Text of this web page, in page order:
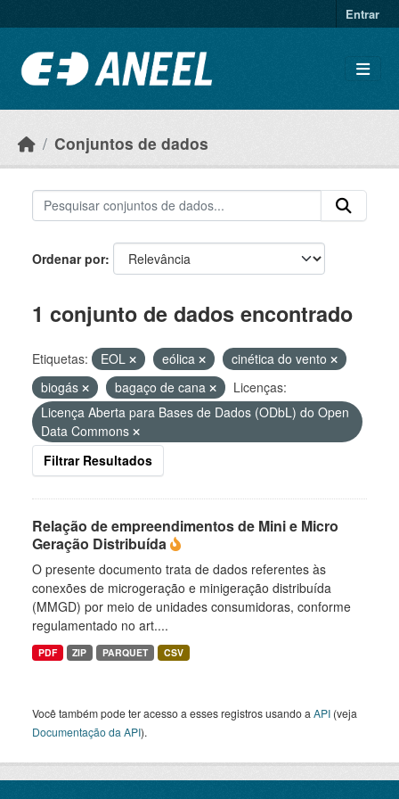
Entrar
Conjuntos de dados
Ordenar por
1 conjunto de dados encontrado
Etiquetas: EOL eólica
cinética do vento
biogás
bagaço de cana
Licenças:
Licença Aberta para Bases de Dados (ODbL) do Open
Data Commons
Filtrar Resultados
Relação de empreendimentos de Mini e Micro
Geração Distribuída
O presente documento trata de dados referentes às
conexões de microgeração e minigeração distribuída
(MMGD) por meio de unidades consumidoras, conforme
regulamentado no art....
PDF ZIP PARQUET CSV
Você também pode ter acesso a esses registros usando a API (veja
Documentação da API).